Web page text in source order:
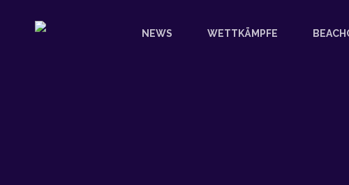
NEWS WETTKÄMPFE